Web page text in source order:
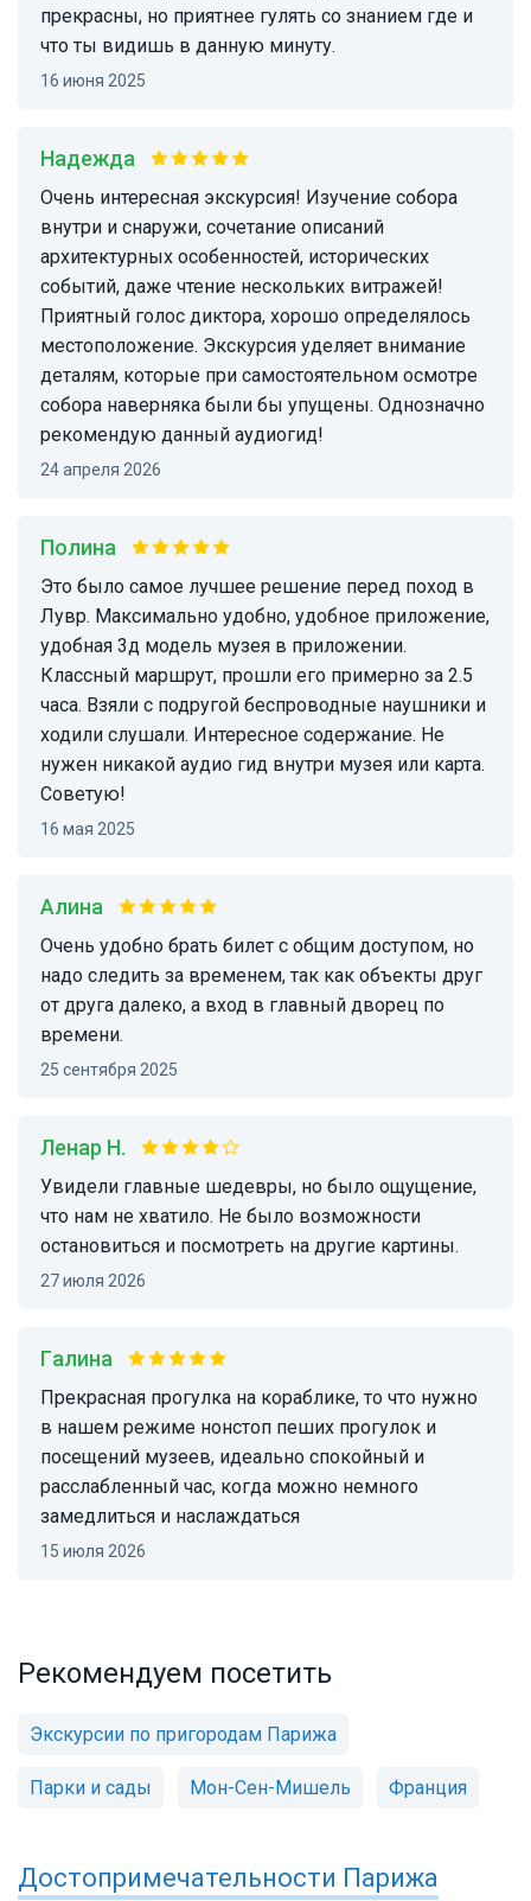
прекрасны, но приятнее гулять со знанием где и
что ты видишь в данную минуту.
16 июня 2025
Надежда
Очень интересная экскурсия! Изучение собора
внутри и снаружи, сочетание описаний
архитектурных особенностей, исторических
событий, даже чтение нескольких витражей!
Приятный голос диктора, хорошо определялось
местоположение. Экскурсия уделяет внимание
деталям, которые при самостоятельном осмотре
собора наверняка были бы упущены. Однозначно
рекомендую данный аудиогид!
24 апреля 2026
Полина
Это было самое лучшее решение перед поход в
Лувр. Максимально удобно, удобное приложение,
удобная 3д модель музея в приложении.
Классный маршрут, прошли его примерно за 2.5
часа. Взяли с подругой беспроводные наушники и
ходили слушали. Интересное содержание. Не
нужен никакой аудио гид внутри музея или карта.
Советую!
16 мая 2025
Алина
Очень удобно брать билет с общим доступом, но
надо следить за временем, так как объекты друг
от друга далеко, а вход в главный дворец по
времени.
25 сентября 2025
Ленар Н.
Увидели главные шедевры, но было ощущение,
что нам не хватило. Не было возможности
остановиться и посмотреть на другие картины.
27 июля 2026
Галина
прекрасная прогулка на кораблике, то что нужно
в нашем режиме нонстоп пеших прогулок и
посещений музеев, идеально спокойный и
расслабленный час, когда можно немного
замедлиться и наслаждаться
15 июля 2026
Рекомендуем посетить
Экскурсии по пригородам Парижа
Парки и сады Мон-Сен-Мишель Франция
Достопримечательности Парижа